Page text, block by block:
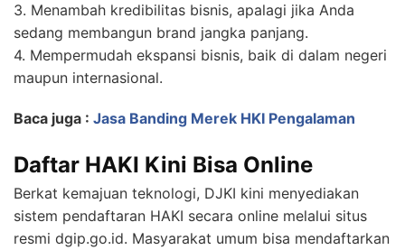
3. Menambah kredibilitas bisnis, apalagi jika Anda
sedang membangun brand jangka panjang.
4. Mempermudah ekspansi bisnis, baik di dalam negeri
maupun internasional.
Baca juga : Jasa Banding Merek HKI Pengalaman
Daftar HAKI Kini Bisa Online
Berkat kemajuan teknologi, DJKI kini menyediakan
sistem pendaftaran HAKI secara online melalui situs
resmi dgip.go.id. Masyarakat umum bisa mendaftarkan